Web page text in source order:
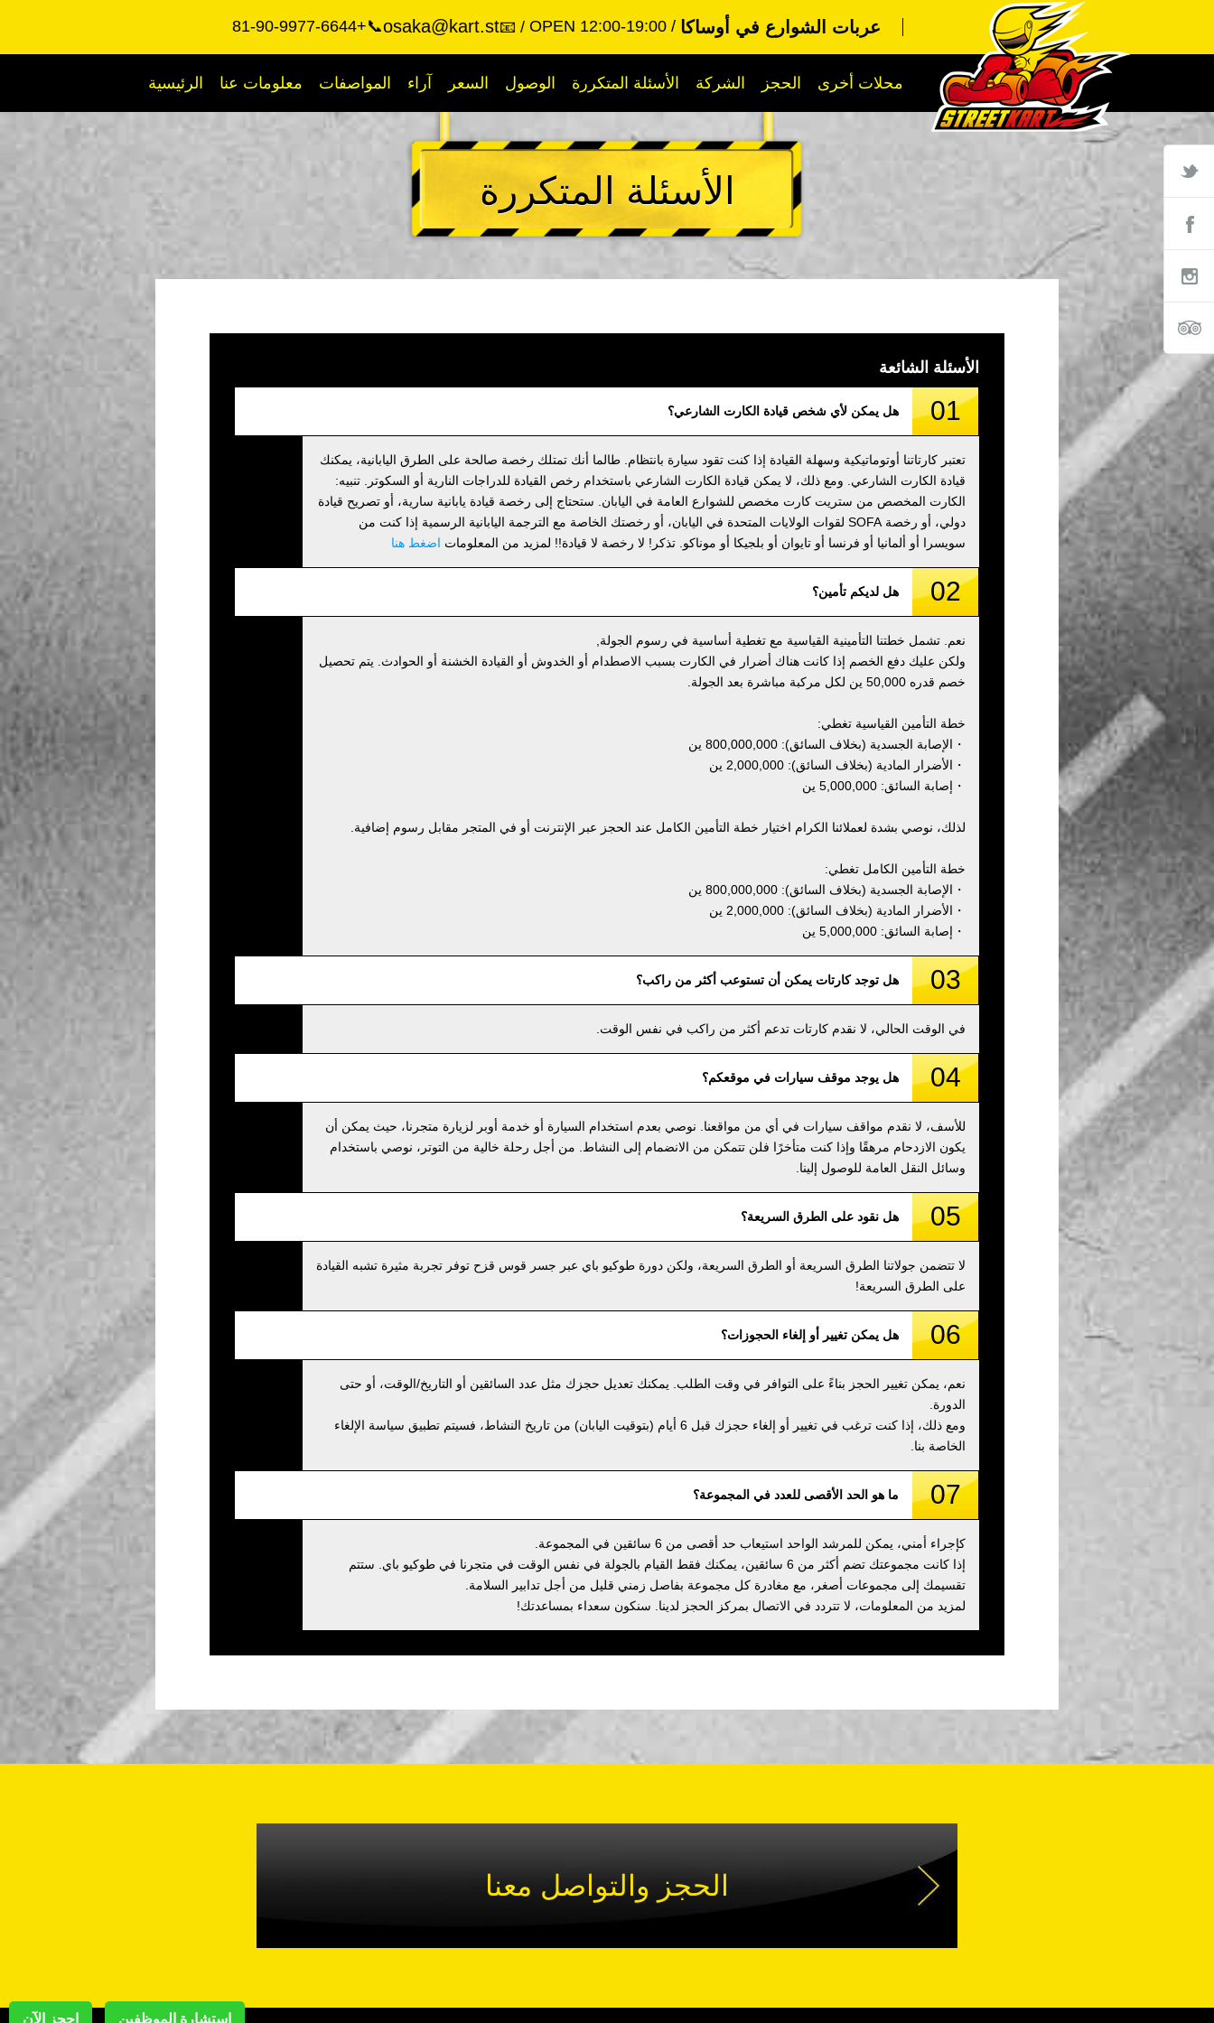
عربات الشوارع في أوساكا 📞+81-90-9977-6644 📧
osaka@kart.st OPEN 12:00-19:00
الرئيسية معلومات عنا المواصفات آراء السعر الوصول الأسئلة المتكررة الشركة الحجز محلات أخرى
استشارة الموظفين احجز الآن
الأسئلة المتكررة
الأسئلة الشائعة
01 هل يمكن لأي شخص قيادة الكارت الشارعي؟
تعتبر كارتاتنا أوتوماتيكية وسهلة القيادة إذا كنت تقود سيارة بانتظام. طالما أنك تمتلك رخصة صالحة على الطرق اليابانية، يمكنك
قيادة الكارت الشارعي. ومع ذلك، لا يمكن قيادة الكارت الشارعي باستخدام رخص القيادة للدراجات النارية أو السكوتر. تنبيه:
الكارت المخصص من ستريت كارت مخصص للشوارع العامة في اليابان. ستحتاج إلى رخصة قيادة يابانية سارية، أو تصريح قيادة
دولي، أو رخصة SOFA لقوات الولايات المتحدة في اليابان، أو رخصتك الخاصة مع الترجمة اليابانية الرسمية إذا كنت من
سويسرا أو ألمانيا أو فرنسا أو تايوان أو بلجيكا أو موناكو. تذكر! لا رخصة لا قيادة!! لمزيد من المعلومات اضغط هنا
02 هل لديكم تأمين؟
نعم. تشمل خطتنا التأمينية القياسية مع تغطية أساسية في رسوم الجولة,
ولكن عليك دفع الخصم إذا كانت هناك أضرار في الكارت بسبب الاصطدام أو الخدوش أو القيادة الخشنة أو الحوادث. يتم تحصيل
خصم قدره 50,000 ين لكل مركبة مباشرة بعد الجولة.
خطة التأمين القياسية تغطي:
・الإصابة الجسدية (بخلاف السائق): 800,000,000 ين
・الأضرار المادية (بخلاف السائق): 2,000,000 ين
・إصابة السائق: 5,000,000 ين
لذلك، نوصي بشدة لعملائنا الكرام اختيار خطة التأمين الكامل عند الحجز عبر الإنترنت أو في المتجر مقابل رسوم إضافية.
خطة التأمين الكامل تغطي:
・الإصابة الجسدية (بخلاف السائق): 800,000,000 ين
・الأضرار المادية (بخلاف السائق): 2,000,000 ين
・إصابة السائق: 5,000,000 ين
03 هل توجد كارتات يمكن أن تستوعب أكثر من راكب؟
في الوقت الحالي، لا نقدم كارتات تدعم أكثر من راكب في نفس الوقت.
04 هل يوجد موقف سيارات في موقعكم؟
للأسف، لا نقدم مواقف سيارات في أي من مواقعنا. نوصي بعدم استخدام السيارة أو خدمة أوبر لزيارة متجرنا، حيث يمكن أن
يكون الازدحام مرهقًا وإذا كنت متأخرًا فلن تتمكن من الانضمام إلى النشاط. من أجل رحلة خالية من التوتر، نوصي باستخدام
وسائل النقل العامة للوصول إلينا.
05 هل نقود على الطرق السريعة؟
لا تتضمن جولاتنا الطرق السريعة أو الطرق السريعة، ولكن دورة طوكيو باي عبر جسر قوس قزح توفر تجربة مثيرة تشبه القيادة
على الطرق السريعة!
06 هل يمكن تغيير أو إلغاء الحجوزات؟
نعم، يمكن تغيير الحجز بناءً على التوافر في وقت الطلب. يمكنك تعديل حجزك مثل عدد السائقين أو التاريخ/الوقت، أو حتى
الدورة.
ومع ذلك، إذا كنت ترغب في تغيير أو إلغاء حجزك قبل 6 أيام (بتوقيت اليابان) من تاريخ النشاط، فسيتم تطبيق سياسة الإلغاء
الخاصة بنا.
07 ما هو الحد الأقصى للعدد في المجموعة؟
كإجراء أمني، يمكن للمرشد الواحد استيعاب حد أقصى من 6 سائقين في المجموعة.
إذا كانت مجموعتك تضم أكثر من 6 سائقين، يمكنك فقط القيام بالجولة في نفس الوقت في متجرنا في طوكيو باي. ستتم
تقسيمك إلى مجموعات أصغر، مع مغادرة كل مجموعة بفاصل زمني قليل من أجل تدابير السلامة.
لمزيد من المعلومات، لا تتردد في الاتصال بمركز الحجز لدينا. سنكون سعداء بمساعدتك!
الحجز والتواصل معنا